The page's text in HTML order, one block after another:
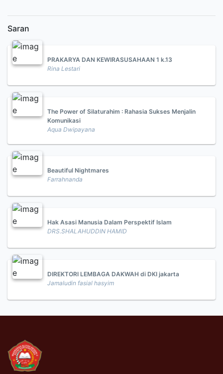
Saran
PRAKARYA DAN KEWIRASUSAHAAN 1 k.13
Rina Lestari
The Power of Silaturahim : Rahasia Sukses Menjalin
Komunikasi
Aqua Dwipayana
Beautiful Nightmares
Farrahnanda
Hak Asasi Manusia Dalam Perspektif Islam
DRS.SHALAHUDDIN HAMID
DIREKTORI LEMBAGA DAKWAH di DKI jakarta
Jamaludin fasial hasyim